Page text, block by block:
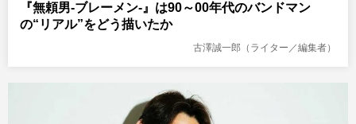
『無頼男-ブレーメン-』は90～00年代のバンドマン
の“リアル”をどう描いたか
古澤誠一郎（ライター／編集者）